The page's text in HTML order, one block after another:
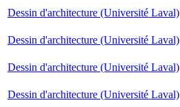
Dessin d'architecture (Université Laval)
Dessin d'architecture (Université Laval)
Dessin d'architecture (Université Laval)
Dessin d'architecture (Université Laval)